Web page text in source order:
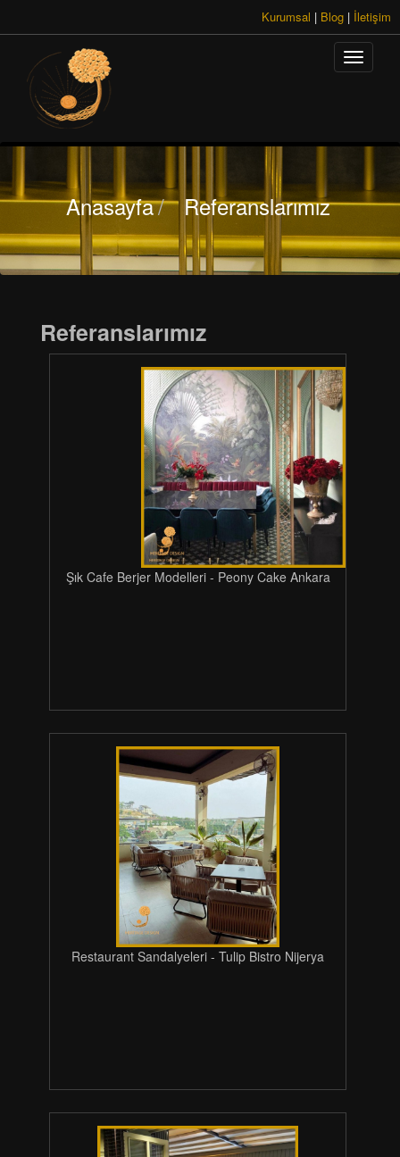
Kurumsal | Blog | İletişim
Anasayfa/ Referanslarımız
Referanslarımız
Şık Cafe Berjer Modelleri - Peony Cake Ankara
Restaurant Sandalyeleri - Tulip Bistro Nijerya